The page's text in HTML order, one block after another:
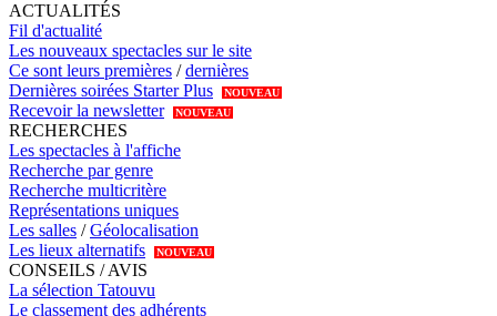
ACTUALITÉS
Fil d'actualité
Les nouveaux spectacles sur le site
Ce sont leurs premières /dernières
Dernières soirées Starter Plus
NOUVEAU
Recevoir la newsletter NOUVEAU
RECHERCHES
Les spectacles à l'affiche
Recherche par genre
Recherche multicritère
Représentations uniques
Les salles /Géolocalisation
Les lieux alternatifs
NOUVEAU
CONSEILS / AVIS
La sélection Tatouvu
Le classement des adhérents